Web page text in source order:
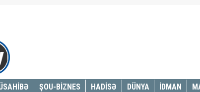
ŞOU-BİZNES HADİSƏ DÜNYA İDMAN